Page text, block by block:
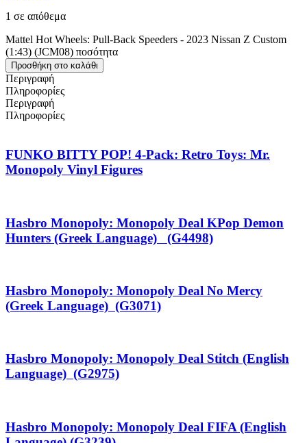
1 σε απόθεμα
Mattel Hot Wheels: Pull-Back Speeders - 2023 Nissan Z Custom
(1:43) (JCM08) ποσότητα
Προσθήκη στο καλάθι
Περιγραφή
Πληροφορίες
Περιγραφή
Πληροφορίες
FUNKO BITTY POP! 4-Pack: Retro Toys: Mr.
Monopoly Vinyl Figures
Hasbro Monopoly: Monopoly Deal KPop Demon
Hunters (Greek Language) (G4498)
Hasbro Monopoly: Monopoly Deal No Mercy
(Greek Language) (G3071)
Hasbro Monopoly: Monopoly Deal Stitch (English
Language) (G2975)
Hasbro Monopoly: Monopoly Deal FIFA (English